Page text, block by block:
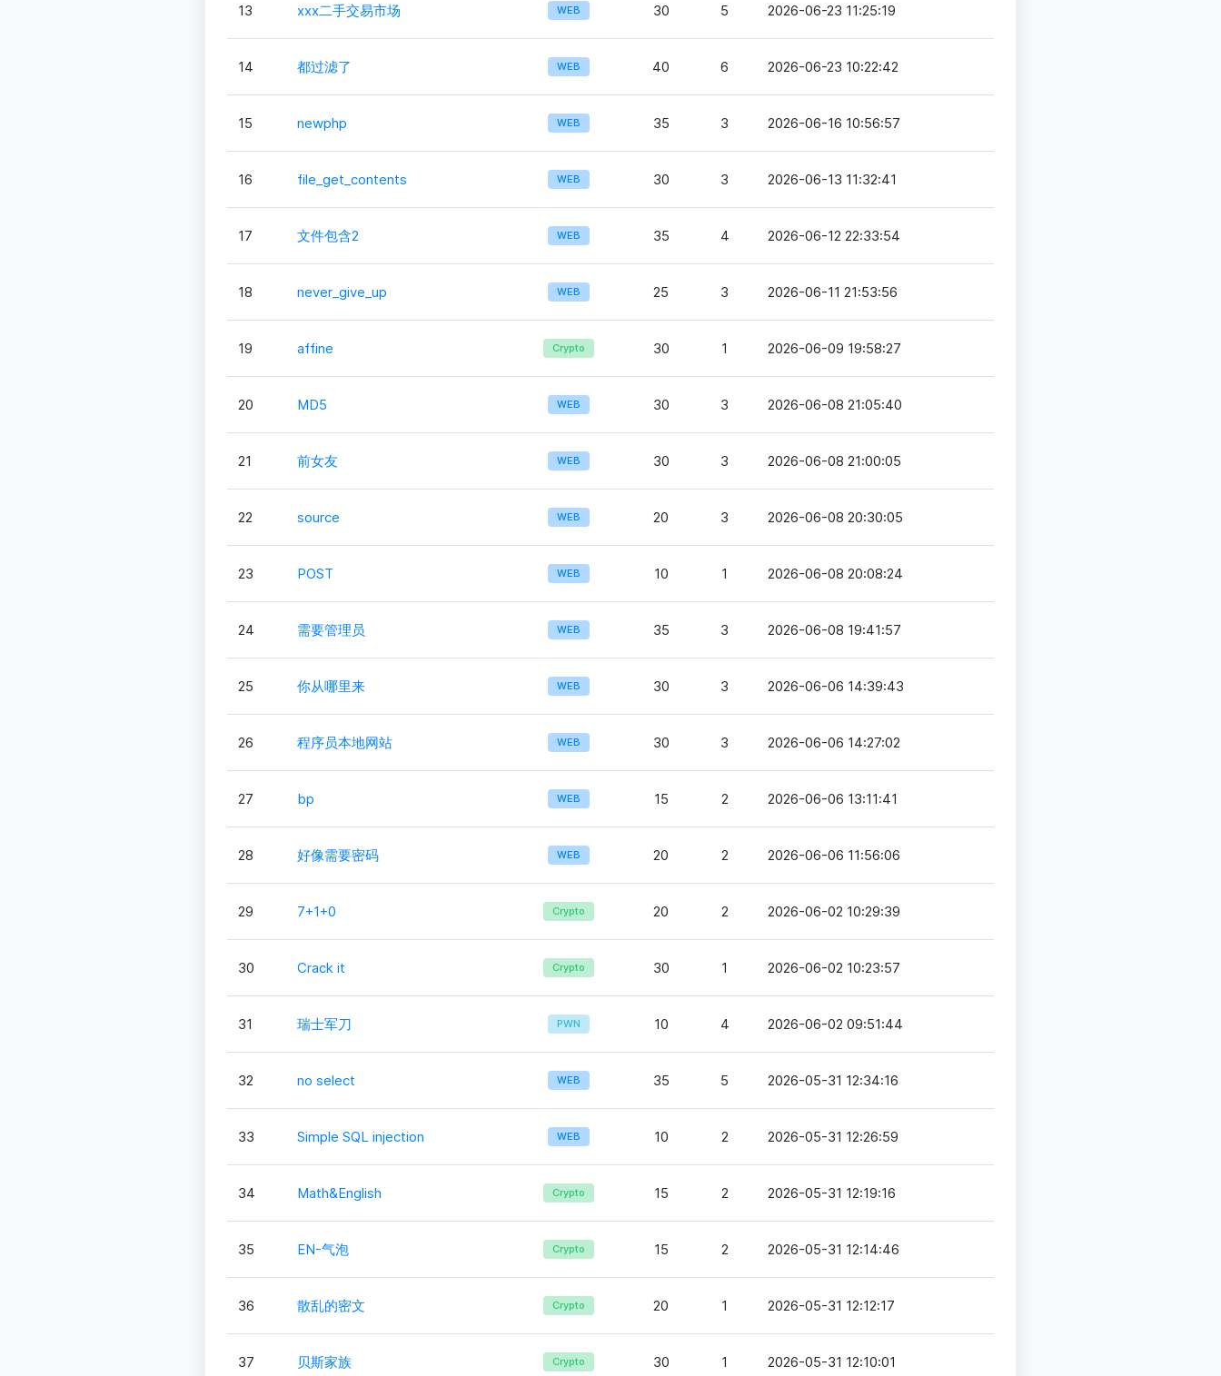
13 xxx二手交易市场 WEB 30 5 2026-06-23 11:25:19
14 都过滤了 WEB 40 6 2026-06-23 10:22:42
15 newphp WEB 35 3 2026-06-16 10:56:57
16 file_get_contents WEB 30 3 2026-06-13 11:32:41
17 文件包含2 WEB 35 4 2026-06-12 22:33:54
18 never_give_up WEB 25 3 2026-06-11 21:53:56
19 affine Crypto 30 1 2026-06-09 19:58:27
20 MD5 WEB 30 3 2026-06-08 21:05:40
21 前女友 WEB 30 3 2026-06-08 21:00:05
22 source WEB 20 3 2026-06-08 20:30:05
23 POST WEB 10 1 2026-06-08 20:08:24
24 需要管理员 WEB 35 3 2026-06-08 19:41:57
25 你从哪里来 WEB 30 3 2026-06-06 14:39:43
26 程序员本地网站 WEB 30 3 2026-06-06 14:27:02
27 bp WEB 15 2 2026-06-06 13:11:41
28 好像需要密码 WEB 20 2 2026-06-06 11:56:06
29 7+1+0 Crypto 20 2 2026-06-02 10:29:39
30 Crack it Crypto 30 1 2026-06-02 10:23:57
31 瑞士军刀 PWN 10 4 2026-06-02 09:51:44
32 no select WEB 35 5 2026-05-31 12:34:16
33 Simple SQL injection WEB 10 2 2026-05-31 12:26:59
34 Math&English Crypto 15 2 2026-05-31 12:19:16
35 EN-气泡 Crypto 15 2 2026-05-31 12:14:46
36 散乱的密文 Crypto 20 1 2026-05-31 12:12:17
37 贝斯家族 Crypto 30 1 2026-05-31 12:10:01